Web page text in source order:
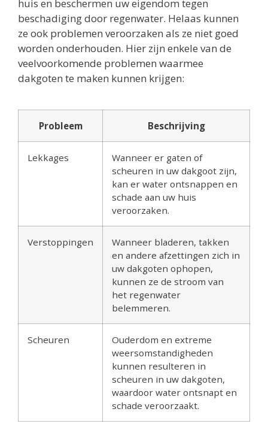
huis en beschermen uw eigendom tegen
beschadiging door regenwater. Helaas kunnen
ze ook problemen veroorzaken als ze niet goed
worden onderhouden. Hier zijn enkele van de
veelvoorkomende problemen waarmee
dakgoten te maken kunnen krijgen:
Probleem Beschrijving
Lekkages
Wanneer er gaten of
scheuren in uw dakgoot zijn,
kan er water ontsnappen en
schade aan uw huis
veroorzaken.
Verstoppingen
Wanneer bladeren, takken
en andere afzettingen zich in
uw dakgoten ophopen,
kunnen ze de stroom van
het regenwater
belemmeren.
Scheuren
Ouderdom en extreme
weersomstandigheden
kunnen resulteren in
scheuren in uw dakgoten,
waardoor water ontsnapt en
schade veroorzaakt.